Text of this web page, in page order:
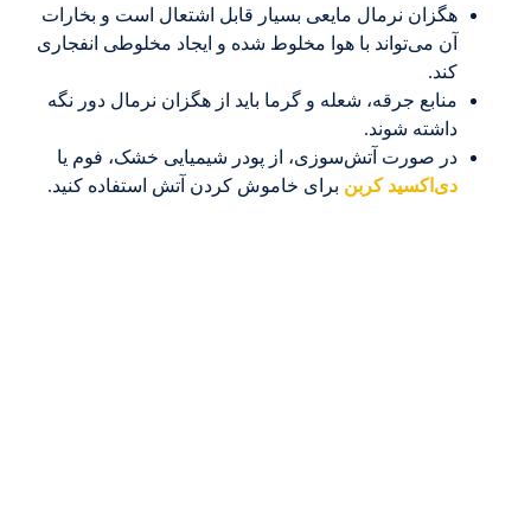
هگزان نرمال مایعی بسیار قابل اشتعال است و بخارات
آن می‌تواند با هوا مخلوط شده و ایجاد مخلوطی انفجاری
کند.
منابع جرقه، شعله و گرما باید از هگزان نرمال دور نگه
داشته شوند.
در صورت آتش‌سوزی، از پودر شیمیایی خشک، فوم یا
دی‌اکسید کربن برای خاموش کردن آتش استفاده کنید.